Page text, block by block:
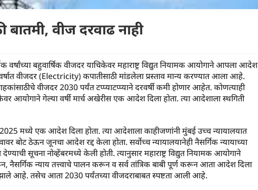
बातमी, वीज दरवाढ नाही
बहुवार्षिक वीजदर याचिकेवर महाराष्ट्र विद्युत नियामक आयोगाने आपला आदेश
वीजदर (Electricity) कपातीसाठी मांडलेला प्रस्ताव मान्य करण्यात आला आहे.
वीजदर 2030 पर्यंत टप्प्याटप्प्याने दरवर्षी कमी होणार आहेत. कोणत्याही
आयोगाने गेल्या वर्षी मार्च अखेरीस एक आदेश दिला होता. त्या आदेशाला स्थगिती
मध्ये एक आदेश दिला होता. त्या आदेशाला काहीजणांनी मुंबई उच्च न्यायालयात
बोट ठेऊन जूनचा आदेश रद्द केला होता. सर्वोच्च न्यायालयानेही नैसर्गिक न्यायाच्या
सूचना नोव्हेंबरमध्ये केली होती. त्यानुसार महाराष्ट्र विद्युत नियामक आयोगाने
नैसर्गिक न्याय तत्त्वाचे पालन करून व सर्व तांत्रिक बाबी पूर्ण करून आता आदेश दिला
आहे. तसेच आता 2030 पर्यंतच्या वीजदराबाबत स्पष्टता आली आहे.